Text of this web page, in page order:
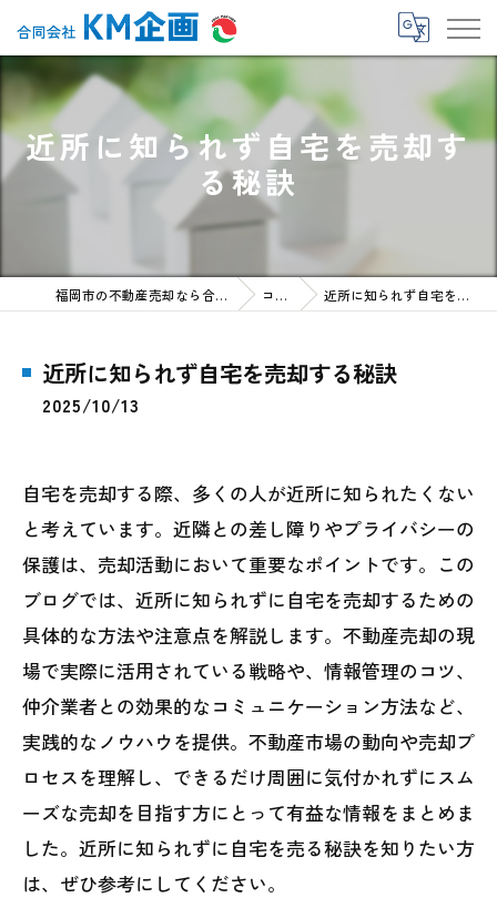
近所に知られず自宅を売却す
る秘訣
福岡市の不動産売却なら合同会社KM企画 コラム 近所に知られず自宅を売却する秘訣
近所に知られず自宅を売却する秘訣
2025/10/13
自宅を売却する際、多くの人が近所に知られたくない
と考えています。近隣との差し障りやプライバシーの
保護は、売却活動において重要なポイントです。この
ブログでは、近所に知られずに自宅を売却するための
具体的な方法や注意点を解説します。不動産売却の現
場で実際に活用されている戦略や、情報管理のコツ、
仲介業者との効果的なコミュニケーション方法など、
実践的なノウハウを提供。不動産市場の動向や売却プ
ロセスを理解し、できるだけ周囲に気付かれずにスム
ーズな売却を目指す方にとって有益な情報をまとめま
した。近所に知られずに自宅を売る秘訣を知りたい方
は、ぜひ参考にしてください。